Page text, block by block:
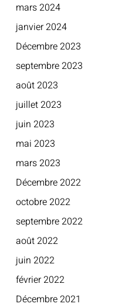
mars 2024
janvier 2024
Décembre 2023
septembre 2023
août 2023
juillet 2023
juin 2023
mai 2023
mars 2023
Décembre 2022
octobre 2022
septembre 2022
août 2022
juin 2022
février 2022
Décembre 2021